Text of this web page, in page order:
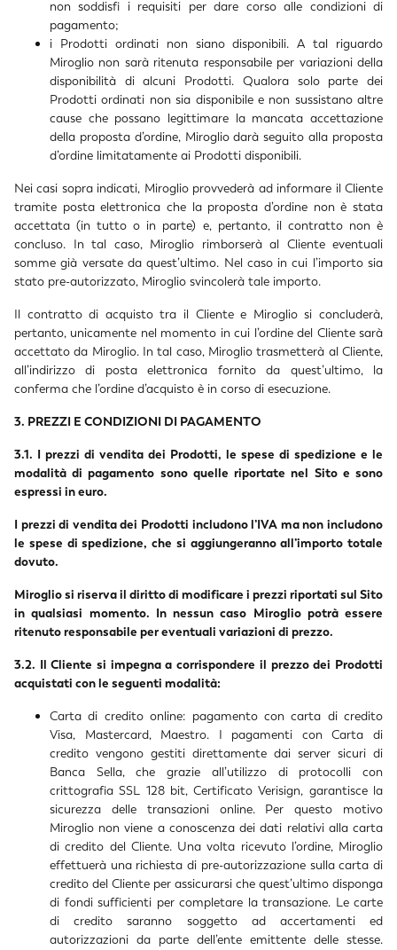
non soddisfi i requisiti per dare corso alle condizioni di
pagamento;
i Prodotti ordinati non siano disponibili. A tal riguardo
Miroglio non sarà ritenuta responsabile per variazioni della
disponibilità di alcuni Prodotti. Qualora solo parte dei
Prodotti ordinati non sia disponibile e non sussistano altre
cause che possano legittimare la mancata accettazione
della proposta d’ordine, Miroglio darà seguito alla proposta
d’ordine limitatamente ai Prodotti disponibili.
Nei casi sopra indicati, Miroglio provvederà ad informare il Cliente
tramite posta elettronica che la proposta d’ordine non è stata
accettata (in tutto o in parte) e, pertanto, il contratto non è
concluso. In tal caso, Miroglio rimborserà al Cliente eventuali
somme già versate da quest’ultimo. Nel caso in cui l’importo sia
stato pre-autorizzato, Miroglio svincolerà tale importo.
Il contratto di acquisto tra il Cliente e Miroglio si concluderà,
pertanto, unicamente nel momento in cui l’ordine del Cliente sarà
accettato da Miroglio. In tal caso, Miroglio trasmetterà al Cliente,
all’indirizzo di posta elettronica fornito da quest’ultimo, la
conferma che l’ordine d’acquisto è in corso di esecuzione.
3. PREZZI E CONDIZIONI DI PAGAMENTO
3.1. I prezzi di vendita dei Prodotti, le spese di spedizione e le
modalità di pagamento sono quelle riportate nel Sito e sono
espressi in euro.
I prezzi di vendita dei Prodotti includono l’IVA ma non includono
le spese di spedizione, che si aggiungeranno all’importo totale
dovuto.
Miroglio si riserva il diritto di modificare i prezzi riportati sul Sito
in qualsiasi momento. In nessun caso Miroglio potrà essere
ritenuto responsabile per eventuali variazioni di prezzo.
3.2. Il Cliente si impegna a corrispondere il prezzo dei Prodotti
acquistati con le seguenti modalità:
Carta di credito online: pagamento con carta di credito
Visa, Mastercard, Maestro. I pagamenti con Carta di
credito vengono gestiti direttamente dai server sicuri di
Banca Sella, che grazie all’utilizzo di protocolli con
crittografia SSL 128 bit, Certificato Verisign, garantisce la
sicurezza delle transazioni online. Per questo motivo
Miroglio non viene a conoscenza dei dati relativi alla carta
di credito del Cliente. Una volta ricevuto l’ordine, Miroglio
effettuerà una richiesta di pre-autorizzazione sulla carta di
credito del Cliente per assicurarsi che quest’ultimo disponga
di fondi sufficienti per completare la transazione. Le carte
di credito saranno soggetto ad accertamenti ed
autorizzazioni da parte dell’ente emittente delle stesse.